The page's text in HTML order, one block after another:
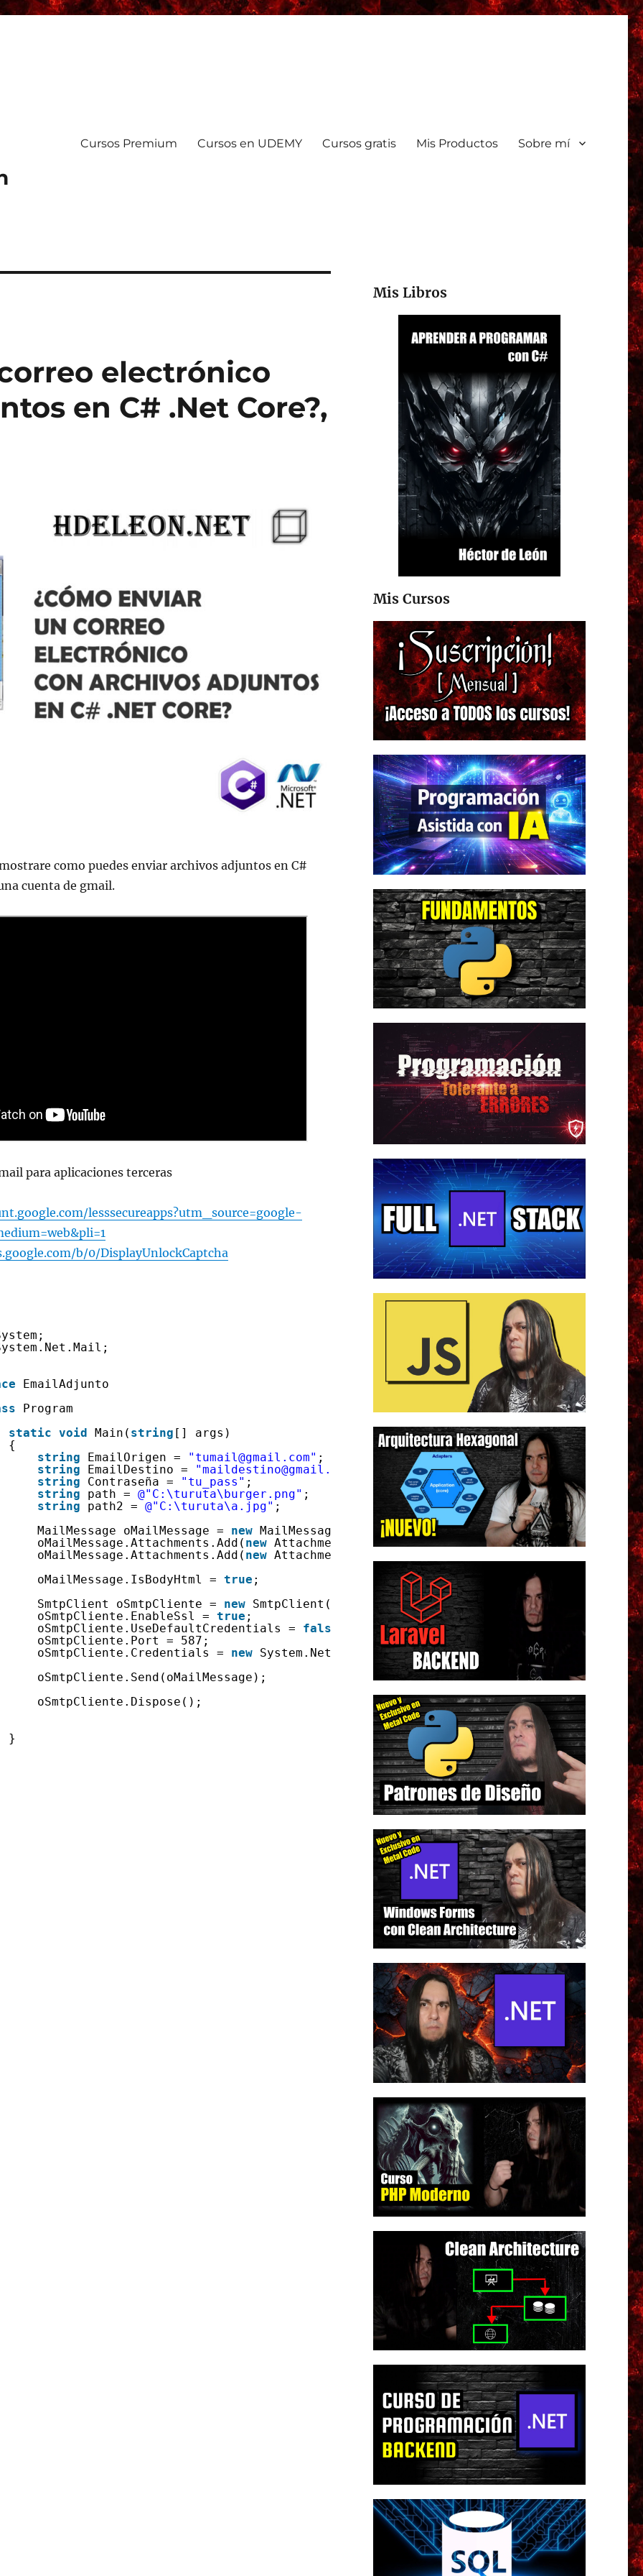
Cursos Premium Cursos en UDEMY Cursos gratis Mis Productos Sobre mí
electrónico
en C# .Net Core?,
como puedes enviar archivos adjuntos en C#
cuenta de gmail.
para aplicaciones terceras
lesssecureapps?utm_source=google-
b/0/DisplayUnlockCaptcha
EmailAdjunto
Program
static void Main( string [] args)
{
string
EmailOrigen = "tumail@gmail.com" ;
string
EmailDestino = "maildestino@gmail.com"
string
Contraseña = "tu_pass" ;
string
path = @"C:\turuta\burger.png" ;
string
path2 = @"C:\turuta\a.jpg" ;
MailMessage oMailMessage = new MailMessage(EmailOrigen,EmailDestino,"este es un
oMailMessage.Attachments.Add( new Attachment(path));
oMailMessage.Attachments.Add( new Attachment(path2));
oMailMessage.IsBodyHtml = true ;
SmtpClient oSmtpCliente = new SmtpClient( "smtp.gmail.com");
oSmtpCliente.EnableSsl = true ;
oSmtpCliente.UseDefaultCredentials = false
oSmtpCliente.Port = 587;
oSmtpCliente.Credentials = new System.Net.NetworkCredential(EmailOrigen,Contraseña);
oSmtpCliente.Send(oMailMessage);
oSmtpCliente.Dispose();
}
Mis Libros
Mis Cursos